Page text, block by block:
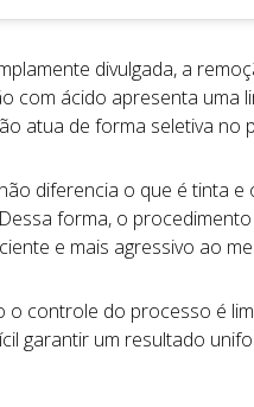
divulgada, a
com ácido apresenta uma
atua de forma seletiva no
diferencia o que é tinta e
forma, o
e mais agressivo ao
o controle do processo é
garantir um resultado